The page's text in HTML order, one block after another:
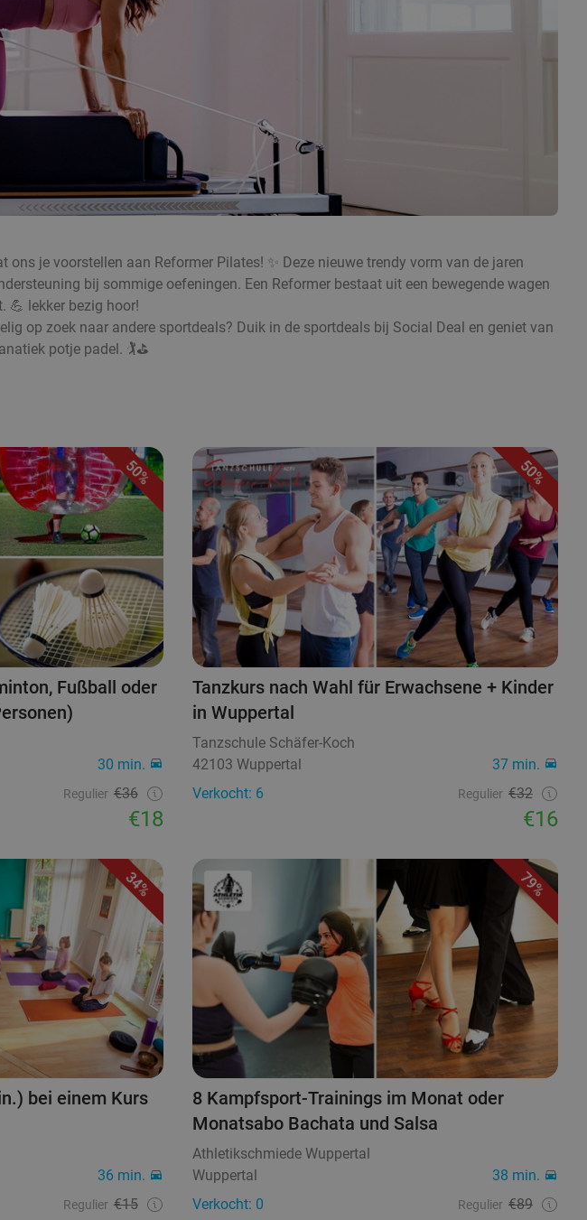
je voorstellen aan Reformer Pilates! ✨ Deze nieuwe trendy vorm van de jaren
bij sommige oefeningen. Een Reformer bestaat uit een bewegende wagen
💪 lekker bezig hoor!
op zoek naar andere sportdeals? Duik in de sportdeals bij Social Deal en geniet van
potje padel. 🏌️⛳
50%
Fußball oder
30 min.
Regulier €36
€18
50%
Tanzkurs nach Wahl für Erwachsene + Kinder
in Wuppertal
Tanzschule Schäfer-Koch
42103 Wuppertal
37 min.
Verkocht: 6
Regulier €32
€16
34%
bei einem Kurs
36 min.
Regulier €15
79%
8 Kampfsport-Trainings im Monat oder
Monatsabo Bachata und Salsa
Athletikschmiede Wuppertal
Wuppertal
38 min.
Verkocht: 0
Regulier €89